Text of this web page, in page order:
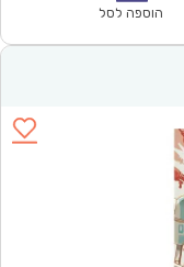
הוספה לסל